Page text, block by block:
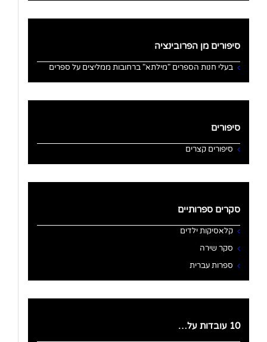
סיפורים מן הפרובינציה
בעלי חנות הספרים "מילתא" ברחובות ממליצים על ספרים
סיפורים
סיפורים קצרים
סקרים ספרותיים
קלאסיקות ילדים
סקר שירה
ספרות עברית
10 עובדות על…